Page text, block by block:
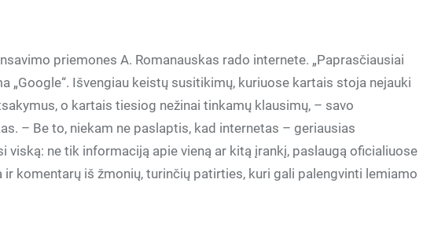
priemones A. Romanauskas rado internete. „Paprasčiausiai
„Google“. Išvengiau keistų susitikimų, kuriuose kartais stoja nejauki
o kartais tiesiog nežinai tinkamų klausimų, – savo
– Be to, niekam ne paslaptis, kad internetas – geriausias
viską: ne tik informaciją apie vieną ar kitą įrankį, paslaugą oficialiuose
ir komentarų iš žmonių, turinčių patirties, kuri gali palengvinti lemiamo